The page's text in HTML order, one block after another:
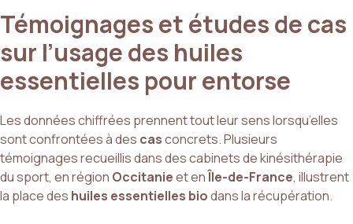
Témoignages et études de cas
sur l’usage des huiles
essentielles pour entorse
Les données chiffrées prennent tout leur sens lorsqu’elles
sont confrontées à des casconcrets. Plusieurs
témoignages recueillis dans des cabinets de kinésithérapie
du sport, en région Occitanieet enÎle-de-France, illustrent
la place des huiles essentielles biodans la récupération.